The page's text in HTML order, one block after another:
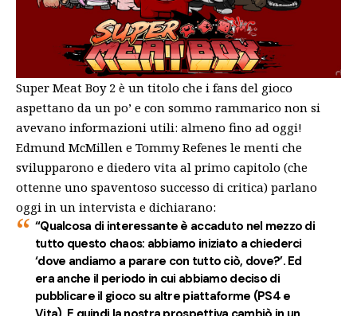
Super Meat Boy 2 è un titolo che i fans del gioco
aspettano da un po’ e con sommo rammarico non si
avevano informazioni utili: almeno fino ad oggi!
Edmund McMillen e Tommy Refenes le menti che
svilupparono e diedero vita al primo capitolo (che
ottenne uno spaventoso successo di critica) parlano
oggi in un intervista e dichiarano:
“Qualcosa di interessante è accaduto nel mezzo di
tutto questo chaos: abbiamo iniziato a chiederci
‘dove andiamo a parare con tutto ciò, dove?’.Ed
era anche il periodo in cui abbiamo deciso di
pubblicare il gioco su altre piattaforme (PS4 e